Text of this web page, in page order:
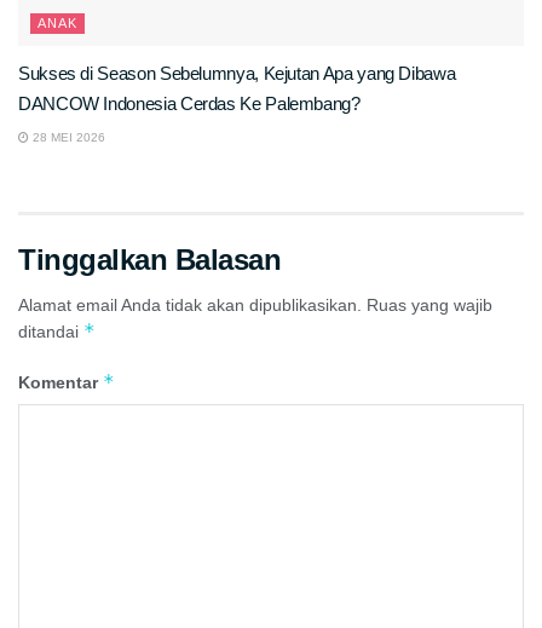
ANAK
Sukses di Season Sebelumnya, Kejutan Apa yang Dibawa
DANCOW Indonesia Cerdas Ke Palembang?
28 MEI 2026
Tinggalkan Balasan
Alamat email Anda tidak akan dipublikasikan.
Ruas yang wajib
ditandai *
Komentar *